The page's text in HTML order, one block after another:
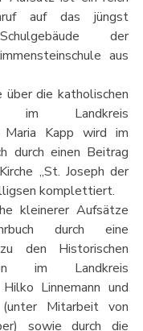
auf das jüngst
der
aus
über die katholischen
im Landkreis
Maria Kapp wird im
durch einen Beitrag
„St. Joseph der
komplettiert.
kleinerer Aufsätze
durch eine
den Historischen
im Landkreis
Linnemann und
Mitarbeit von
sowie durch die